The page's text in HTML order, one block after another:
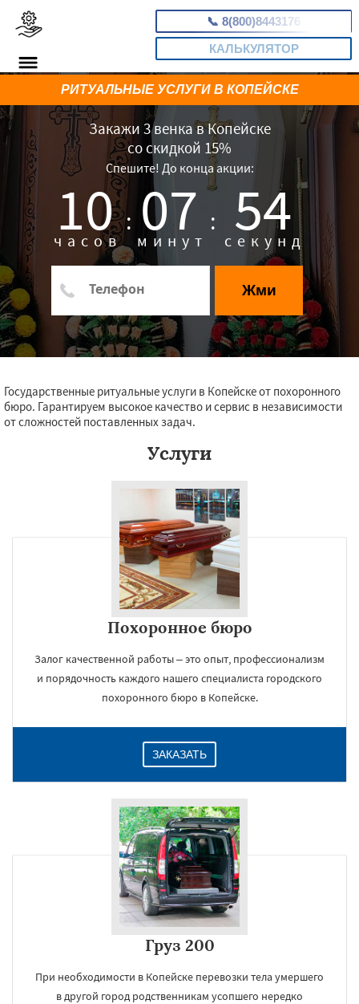
📞 8(800)8443176
КАЛЬКУЛЯТОР
Закажи 3 венка в Копейске
со скидкой 15%
Спешите! До конца акции:
10 :
часов 07 :
минут 53
секунд
Жми
РИТУАЛЬНЫЕ УСЛУГИ В КОПЕЙСКЕ
Государственные ритуальные услуги в Копейске от похоронного
бюро. Гарантируем высокое качество и сервис в независимости
от сложностей поставленных задач.
Услуги
Похоронное бюро
Залог качественной работы – это опыт, профессионализм
и порядочность каждого нашего специалиста городского
похоронного бюро в Копейске.
ЗАКАЗАТЬ
Груз 200
При необходимости в Копейске перевозки тела умершего
в другой город родственникам усопшего нередко